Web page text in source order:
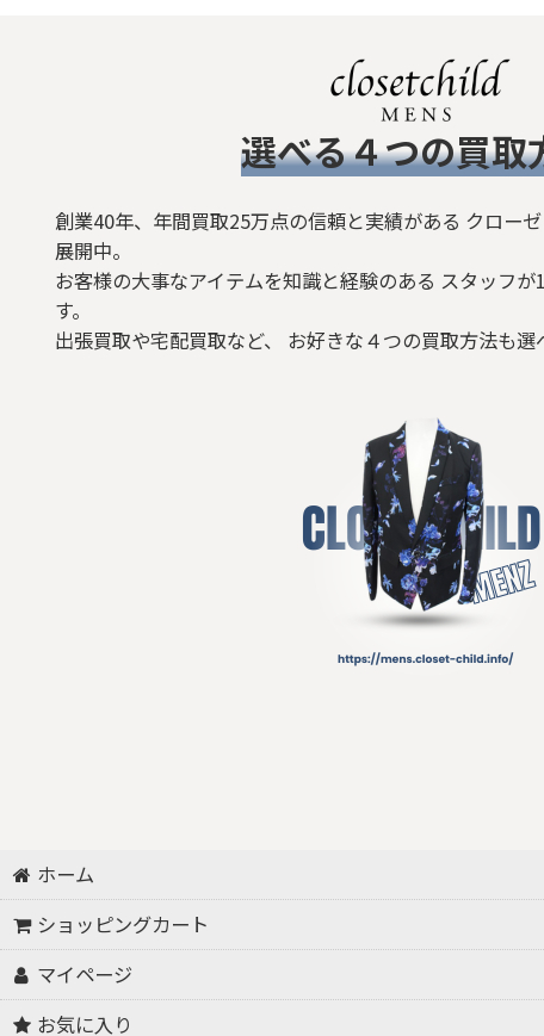
選べる４つの買取
創業40年、年間買取25万点の信頼と実績がある クロー
展開中。
お客様の大事なアイテムを知識と経験のある スタッフ
す。
出張買取や宅配買取など、 お好きな４つの買取方法も選
ホーム
ショッピングカート
マイページ
お気に入り